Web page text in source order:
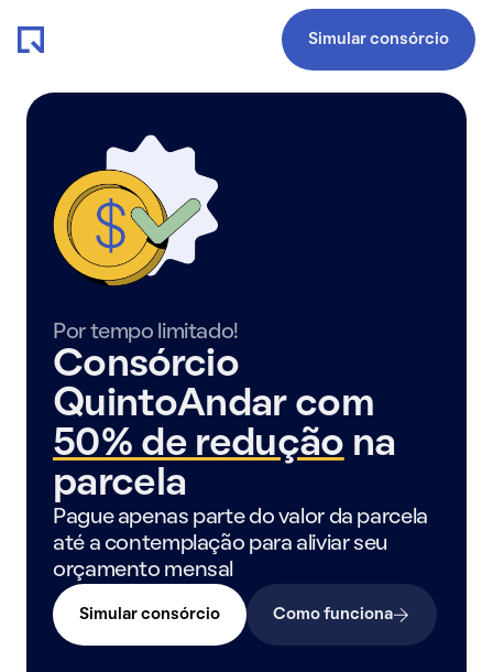
Simular consórcio
Por tempo limitado!
Consórcio
QuintoAndar com
50% de redução na
parcela
Pague apenas parte do valor da parcela
até a contemplação para aliviar seu
orçamento mensal
Simular consórcio Como funciona